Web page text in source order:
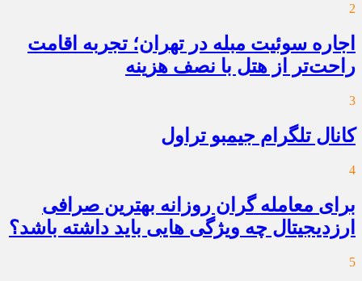
2
اجاره سوئیت مبله در تهران؛ تجربه اقامت
راحت‌تر از هتل با نصف هزینه
3
کانال تلگرام جیمبو تراول
4
برای معامله گران روزانه بهترین صرافی
ارزدیجیتال چه ویژگی هایی باید داشته باشد؟
5